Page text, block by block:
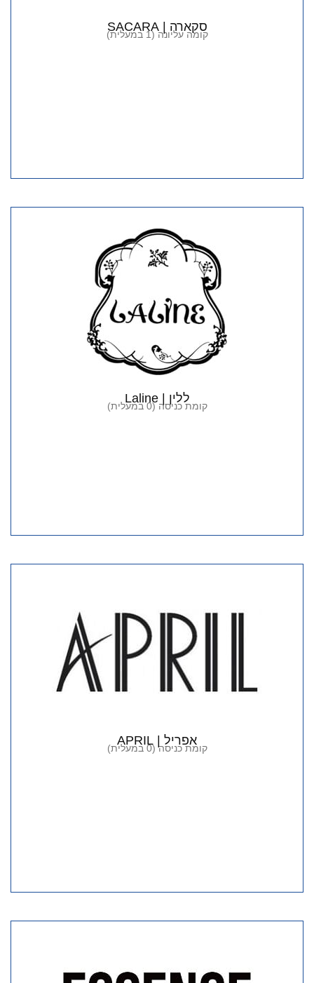
סקארה | SACARA
קומה עליונה (1 במעלית)
ללין | Laline
קומת כניסה (0 במעלית)
אפריל | APRIL
קומת כניסה (0 במעלית)